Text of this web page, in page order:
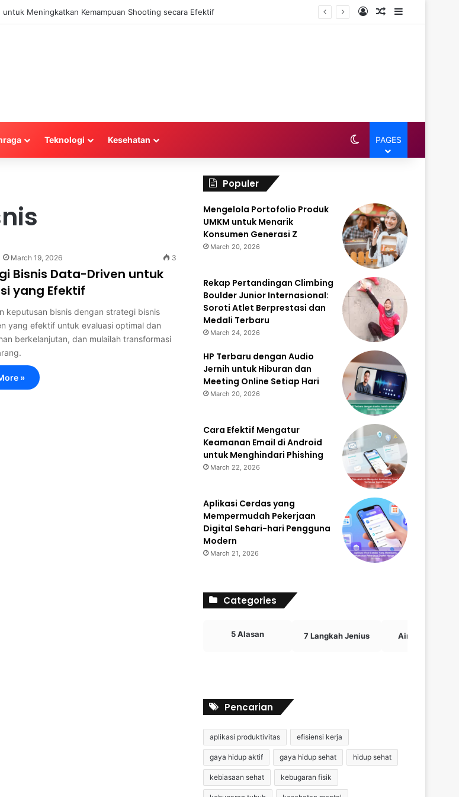
Meningkatkan Kemampuan Shooting secara Efektif Log InRandom Article
Sidebar
Teknologi Kesehatan Switch skin
PAGES
March 19, 2026 3
Bisnis Data-Driven untuk
yang Efektif
keputusan bisnis dengan strategi bisnis
yang efektif untuk evaluasi optimal dan
berkelanjutan, dan mulailah transformasi
»
Populer
Mengelola Portofolio Produk
UMKM untuk Menarik
Konsumen Generasi Z
March 20, 2026
Rekap Pertandingan Climbing
Boulder Junior Internasional:
Soroti Atlet Berprestasi dan
Medali Terbaru
March 24, 2026
HP Terbaru dengan Audio
Jernih untuk Hiburan dan
Meeting Online Setiap Hari
March 20, 2026
Cara Efektif Mengatur
Keamanan Email di Android
untuk Menghindari Phishing
March 22, 2026
Aplikasi Cerdas yang
Mempermudah Pekerjaan
Digital Sehari-hari Pengguna
Modern
March 21, 2026
Categories
5 Alasan 7 Langkah Jenius Airdrop Crypto
Pencarian
aplikasi produktivitas efisiensi kerja
gaya hidup aktif gaya hidup sehat hidup sehat
kebiasaan sehat kebugaran fisik